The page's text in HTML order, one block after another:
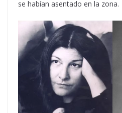
se habían asentado en la zona.